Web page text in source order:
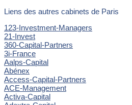
Liens des autres cabinets de Paris
123-Investment-Managers
21-Invest
360-Capital-Partners
3i-France
Aalps-Capital
Abénex
Access-Capital-Partners
ACE-Management
Activa-Capital